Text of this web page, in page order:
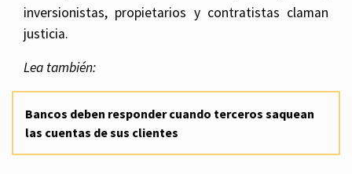
inversionistas, propietarios y contratistas claman
justicia.
Lea también:
Bancos deben responder cuando terceros saquean
las cuentas de sus clientes